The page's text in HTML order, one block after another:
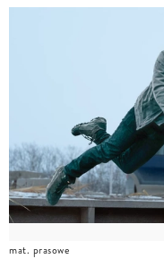
mat. prasowe